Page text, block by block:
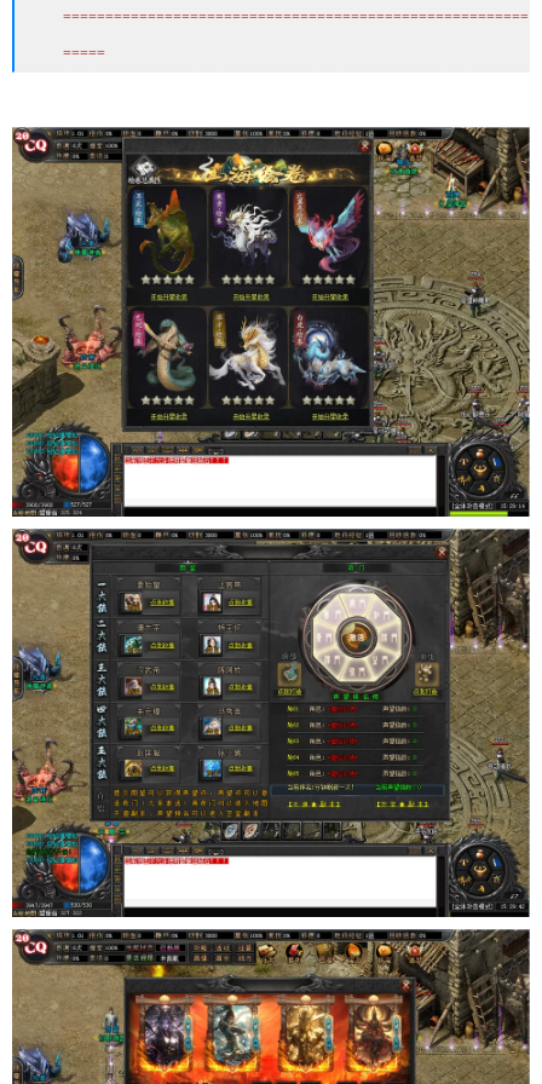
=======================================================
=====